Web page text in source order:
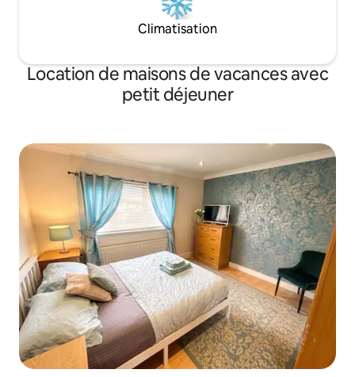
Climatisation
Location de maisons de vacances avec
petit déjeuner